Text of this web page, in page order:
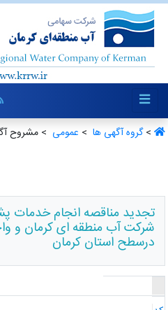
>گروه آگهی ها ‏>عمومی ‏> مشروح
تجدید مناقصه انجام خدمات
شرکت آب منطقه ای کرمان و
درسطح استان کرمان